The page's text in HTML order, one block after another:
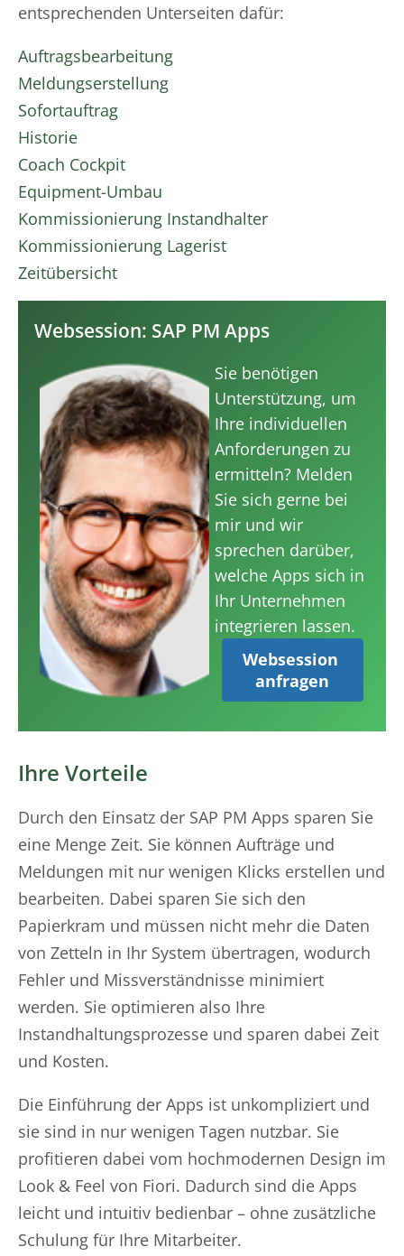
entsprechenden Unterseiten dafür:
Auftragsbearbeitung
Meldungserstellung
Sofortauftrag
Historie
Coach Cockpit
Equipment-Umbau
Kommissionierung Instandhalter
Kommissionierung Lagerist
Zeitübersicht
Websession: SAP PM Apps
Sie benötigen
Unterstützung, um
Ihre individuellen
Anforderungen zu
ermitteln? Melden
Sie sich gerne bei
mir und wir
sprechen darüber,
welche Apps sich in
Ihr Unternehmen
integrieren lassen.
Websession
anfragen
Ihre Vorteile
Durch den Einsatz der SAP PM Apps sparen Sie
eine Menge Zeit. Sie können Aufträge und
Meldungen mit nur wenigen Klicks erstellen und
bearbeiten. Dabei sparen Sie sich den
Papierkram und müssen nicht mehr die Daten
von Zetteln in Ihr System übertragen, wodurch
Fehler und Missverständnisse minimiert
werden. Sie optimieren also Ihre
Instandhaltungsprozesse und sparen dabei Zeit
und Kosten.
Die Einführung der Apps ist unkompliziert und
sie sind in nur wenigen Tagen nutzbar. Sie
profitieren dabei vom hochmodernen Design im
Look & Feel von Fiori. Dadurch sind die Apps
leicht und intuitiv bedienbar – ohne zusätzliche
Schulung für Ihre Mitarbeiter.